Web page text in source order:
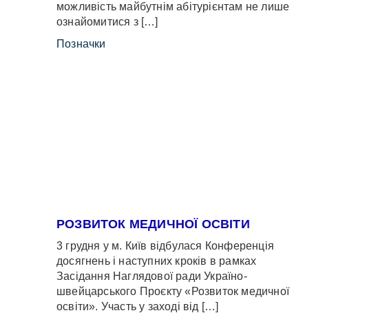
можливість майбутнім абітурієнтам не лише
ознайомитися з […]
Позначки
РОЗВИТОК МЕДИЧНОЇ ОСВІТИ
3 грудня у м. Київ відбулася Конференція
досягнень і наступних кроків в рамках
Засідання Наглядової ради Україно-
швейцарського Проєкту «Розвиток медичної
освіти». Участь у заході від […]